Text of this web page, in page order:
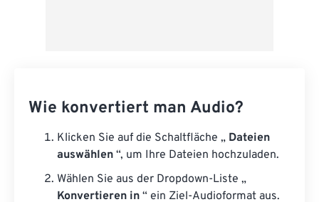
Wie konvertiert man Audio?
Klicken Sie auf die Schaltfläche „ Dateien
auswählen “, um Ihre Dateien hochzuladen.
Wählen Sie aus der Dropdown-Liste „
Konvertieren in “ ein Ziel-Audioformat aus.